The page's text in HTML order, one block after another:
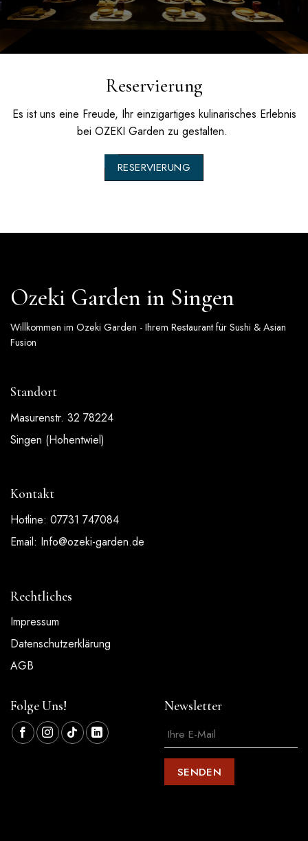
Reservierung
Es ist uns eine Freude, Ihr einzigartiges kulinarisches Erlebnis
bei OZEKI Garden zu gestalten.
RESERVIERUNG
Ozeki Garden in Singen
Willkommen im Ozeki Garden - Ihrem Restaurant für Sushi & Asian
Fusion
Standort
Masurenstr. 32 78224
Singen (Hohentwiel)
Kontakt
Hotline: 07731 747084
Email: Info@ozeki-garden.de
Rechtliches
Impressum
Datenschutzerklärung
AGB
Folge Uns! Newsletter